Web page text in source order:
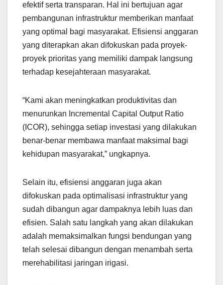
efektif serta transparan. Hal ini bertujuan agar
pembangunan infrastruktur memberikan manfaat
yang optimal bagi masyarakat. Efisiensi anggaran
yang diterapkan akan difokuskan pada proyek-
proyek prioritas yang memiliki dampak langsung
terhadap kesejahteraan masyarakat.
“Kami akan meningkatkan produktivitas dan
menurunkan Incremental Capital Output Ratio
(ICOR), sehingga setiap investasi yang dilakukan
benar-benar membawa manfaat maksimal bagi
kehidupan masyarakat,” ungkapnya.
Selain itu, efisiensi anggaran juga akan
difokuskan pada optimalisasi infrastruktur yang
sudah dibangun agar dampaknya lebih luas dan
efisien. Salah satu langkah yang akan dilakukan
adalah memaksimalkan fungsi bendungan yang
telah selesai dibangun dengan menambah serta
merehabilitasi jaringan irigasi.